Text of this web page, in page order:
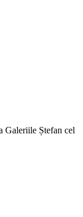
Galeriile Ștefan cel